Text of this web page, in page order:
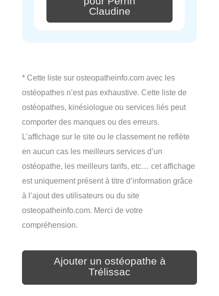
Claudine
* Cette liste sur osteopatheinfo.com avec les
ostéopathes n’est pas exhaustive. Cette liste de
ostéopathes, kinésiologue ou services liés peut
comporter des manques ou des erreurs.
L’affichage sur le site ou le classement ne reflète
en aucun cas les meilleurs services d’un
ostéopathe, les meilleurs tarifs, etc… cet affichage
est uniquement présent à titre d’information grâce
à l’ajout des utilisateurs ou du site
osteopatheinfo.com. Merci de votre
compréhension.
Ajouter un ostéopathe à
Trélissac